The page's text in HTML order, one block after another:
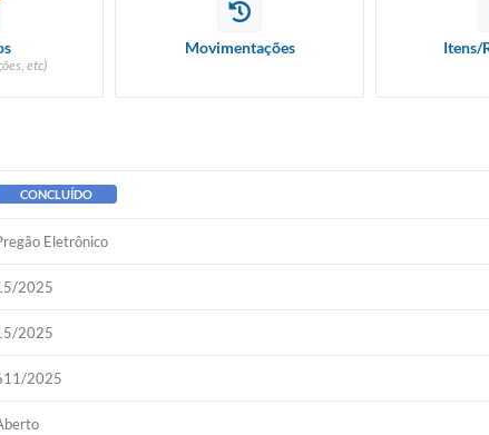
etc)
Movimentações Itens/
CONCLUÍDO
Eletrônico
2025
2025
2025